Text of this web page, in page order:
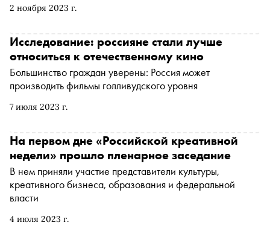
2 ноября 2023 г.
Premium&Private». Технологический партнер —
важных дел» — «Россия — страна возможностей»
7 июля 2023 г.
Исследование: россияне стали лучше
относиться к отечественному кино
Большинство граждан уверены: Россия может
производить фильмы голливудского уровня
4 июля 2023 г.
На первом дне «Российской креативной
недели» прошло пленарное заседание
В нем приняли участие представители культуры,
креативного бизнеса, образования и федеральной
власти